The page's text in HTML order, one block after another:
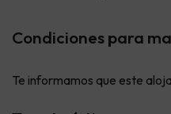
Condiciones para
Te informamos que este